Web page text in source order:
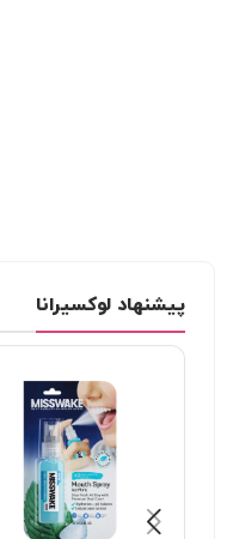
پیشنهاد لوکسیرانا